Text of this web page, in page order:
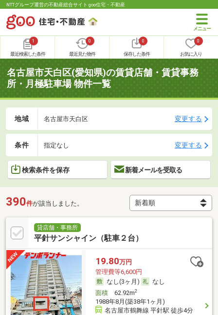
NTTグループ運営の不動産総合サイト goo住宅・不動産
1
最近検索した条件
0
最近見た物件
0
保存した条件
0
お気に入り
名古屋市天白区(愛知県)の賃貸店舗・賃貸事務
所・月極駐車場 物件一覧
地域 名古屋市天白区 変更する
条件 指定なし 変更する
検索条件を保存 新着メールを受取る
390件が該当しました。
貸店舗・事務所
平針サンシャイン（駐車２台）
19.80万円
管理費等6,600円
なし(3ヶ月)
なし
面積62.92m2
1988年8月(築38年1ヶ月)
名古屋市鶴舞線 平針駅 徒歩4分